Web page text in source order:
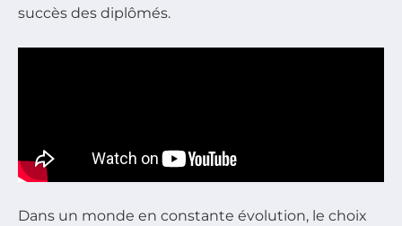
succès des diplômés.
Dans un monde en constante évolution, le choix